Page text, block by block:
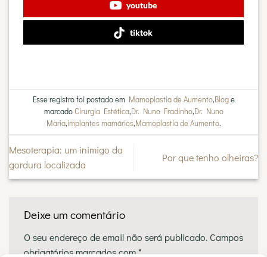
youtube
tiktok
Esse registro foi postado em Mamoplastia de Aumento,Bloge
marcadoCirurgia Estética,Dr. Nuno Fradinho,Dr. Nuno
Maria,implantes mamários,Mamoplastia de Aumento.
Mesoterapia: um inimigo da
gordura localizada
Por que tenho olheiras?
Deixe um comentário
O seu endereço de email não será publicado. Campos
obrigatórios marcados com*